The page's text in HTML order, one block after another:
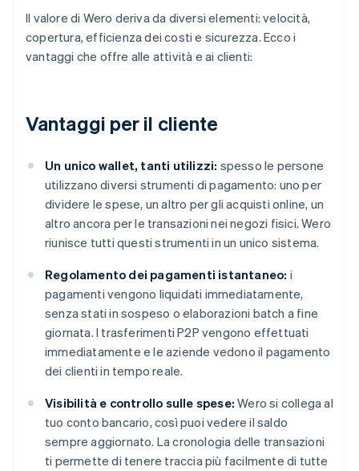
Il valore di Wero deriva da diversi elementi: velocità,
copertura, efficienza dei costi e sicurezza. Ecco i
vantaggi che offre alle attività e ai clienti:
Vantaggi per il cliente
Un unico wallet, tanti utilizzi: spesso le persone
utilizzano diversi strumenti di pagamento: uno per
dividere le spese, un altro per gli acquisti online, un
altro ancora per le transazioni nei negozi fisici. Wero
riunisce tutti questi strumenti in un unico sistema.
Regolamento dei pagamenti istantaneo: i
pagamenti vengono liquidati immediatamente,
senza stati in sospeso o elaborazioni batch a fine
giornata. I trasferimenti P2P vengono effettuati
immediatamente e le aziende vedono il pagamento
dei clienti in tempo reale.
Visibilità e controllo sulle spese: Wero si collega al
tuo conto bancario, così puoi vedere il saldo
sempre aggiornato. La cronologia delle transazioni
ti permette di tenere traccia più facilmente di tutte